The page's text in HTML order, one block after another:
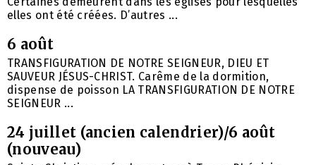
elles ont été créées. D’autres ...
6 août
TRANSFIGURATION DE NOTRE SEIGNEUR, DIEU ET
SAUVEUR JÉSUS-CHRIST. Carême de la dormition,
dispense de poisson LA TRANSFIGURATION DE NOTRE
SEIGNEUR ...
24 juillet (ancien calendrier)/6 août
(nouveau)